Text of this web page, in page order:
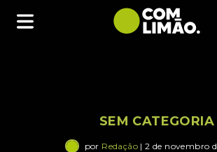
SEM CATEGORIA
por Redação | 2 de novembro